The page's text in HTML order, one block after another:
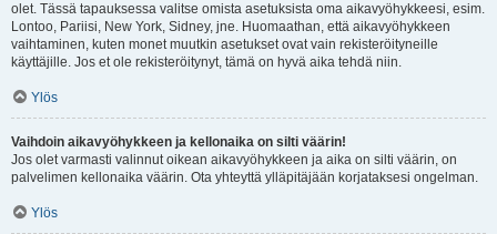
olet. Tässä tapauksessa valitse omista asetuksista oma aikavyöhykkeesi, esim.
Lontoo, Pariisi, New York, Sidney, jne. Huomaathan, että aikavyöhykkeen
vaihtaminen, kuten monet muutkin asetukset ovat vain rekisteröityneille
käyttäjille. Jos et ole rekisteröitynyt, tämä on hyvä aika tehdä niin.
Ylös
Vaihdoin aikavyöhykkeen ja kellonaika on silti väärin!
Jos olet varmasti valinnut oikean aikavyöhykkeen ja aika on silti väärin, on
palvelimen kellonaika väärin. Ota yhteyttä ylläpitäjään korjataksesi ongelman.
Ylös